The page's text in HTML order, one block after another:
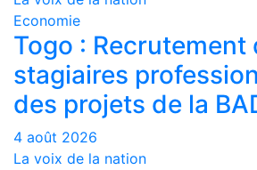
Economie
Togo : Recrutement
stagiaires
des projets de la
4 août 2026
La voix de la nation